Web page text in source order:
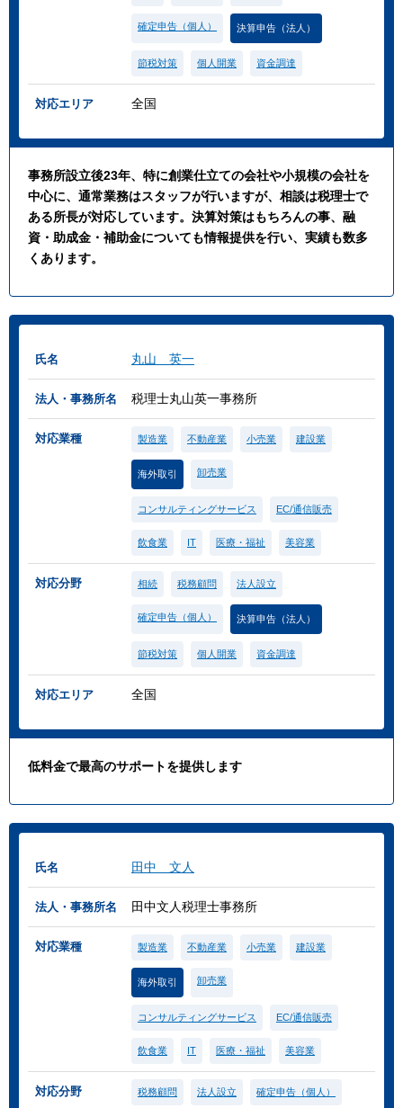
確定申告（個人） 決算申告（法人）
節税対策 個人開業 資金調達
対応エリア 全国
事務所設立後23年、特に創業仕立ての会社や小規模の会社を
中心に、通常業務はスタッフが行いますが、相談は税理士で
ある所長が対応しています。決算対策はもちろんの事、融
資・助成金・補助金についても情報提供を行い、実績も数多
くあります。
氏名 丸山 英一
法人・事務所名 税理士丸山英一事務所
対応業種 製造業 不動産業 小売業 建設業
海外取引 卸売業
コンサルティングサービス EC/通信販売
飲食業 IT 医療・福祉 美容業
対応分野 相続 税務顧問 法人設立
確定申告（個人） 決算申告（法人）
節税対策 個人開業 資金調達
対応エリア 全国
低料金で最高のサポートを提供します
氏名 田中 文人
法人・事務所名 田中文人税理士事務所
対応業種 製造業 不動産業 小売業 建設業
海外取引 卸売業
コンサルティングサービス EC/通信販売
飲食業 IT 医療・福祉 美容業
対応分野 税務顧問 法人設立 確定申告（個人）